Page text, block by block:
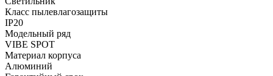
Класс пылевлагозащиты
IP20
Модельный ряд
VIBE SPOT
Материал корпуса
Алюминий